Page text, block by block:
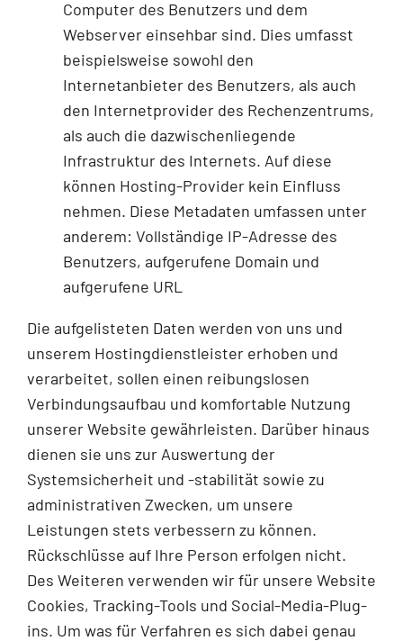
Computer des Benutzers und dem
Webserver einsehbar sind. Dies umfasst
beispielsweise sowohl den
Internetanbieter des Benutzers, als auch
den Internetprovider des Rechenzentrums,
als auch die dazwischenliegende
Infrastruktur des Internets. Auf diese
können Hosting-Provider kein Einfluss
nehmen. Diese Metadaten umfassen unter
anderem: Vollständige IP-Adresse des
Benutzers, aufgerufene Domain und
aufgerufene URL
Die aufgelisteten Daten werden von uns und
unserem Hostingdienstleister erhoben und
verarbeitet, sollen einen reibungslosen
Verbindungsaufbau und komfortable Nutzung
unserer Website gewährleisten. Darüber hinaus
dienen sie uns zur Auswertung der
Systemsicherheit und -stabilität sowie zu
administrativen Zwecken, um unsere
Leistungen stets verbessern zu können.
Rückschlüsse auf Ihre Person erfolgen nicht.
Des Weiteren verwenden wir für unsere Website
Cookies, Tracking-Tools und Social-Media-Plug-
ins. Um was für Verfahren es sich dabei genau